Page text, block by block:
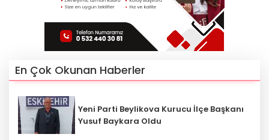
En Çok Okunan Haberler
Yeni Parti Beylikova Kurucu İlçe Başkanı
Yusuf Baykara Oldu